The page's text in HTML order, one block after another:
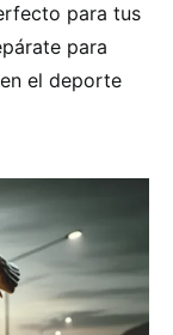
para tus
para
el deporte